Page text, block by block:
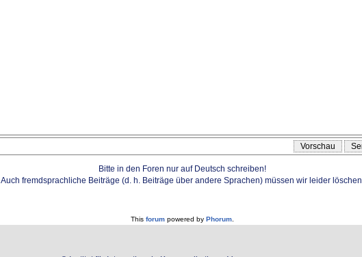
Bitte in den Foren nur auf Deutsch schreiben!
Auch fremdsprachliche Beiträge (d. h. Beiträge über andere Sprachen) müssen wir leider löschen.
This forumpowered by Phorum.